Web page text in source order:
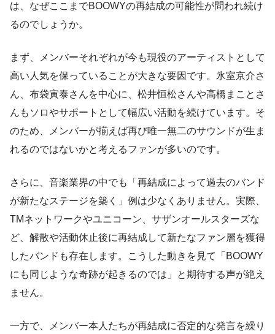
は、なぜここまでBOOWYの再結成の可能性が問われ続け
るのでしょうか。
まず、メンバーそれぞれが今も現役のアーティストとして
高い人気を保っていることが大きな要因です。氷室京介さ
ん、布袋寅泰さんを中心に、松井恒松さんや高橋まことさ
んもソロやサポートとして幅広い活動を続けています。そ
のため、メンバーが揃えば再び唯一無二のサウンドが生ま
れるのではないかと考えるファンが多いのです。
さらに、音楽業界の中でも「再結成によって過去のバンド
が新たなステージを築く」例は少なくありません。実際、
TMネットワークやユニコーン、サザンオールスターズな
ど、解散や活動休止後に再結成して新たなファン層を獲得
したバンドも存在します。こうした動きを見て「BOOWY
にも同じような奇跡が起きるのでは」と期待する声が絶え
ません。
一方で、メンバー本人たちが再結成に否定的な発言を繰り